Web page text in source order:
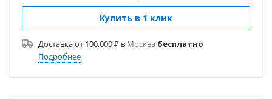
Купить в 1 клик
Доставка от 100.000 ₽ в Москва бесплатно
Подробнее